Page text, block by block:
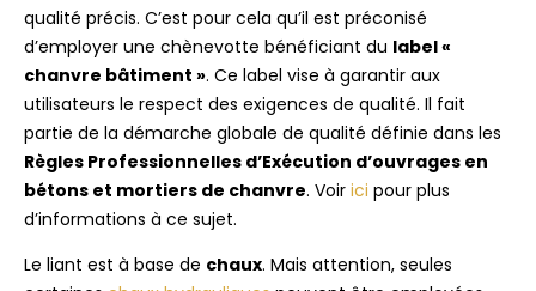
qualité précis. C’est pour cela qu’il est préconisé
d’employer une chènevotte bénéficiant du label «
chanvre bâtiment ». Ce label vise à garantir aux
utilisateurs le respect des exigences de qualité. Il fait
partie de la démarche globale de qualité définie dans les
Règles Professionnelles d’Exécution d’ouvrages en
bétons et mortiers de chanvre. Voir ici pour plus
d’informations à ce sujet.
Le liant est à base de chaux. Mais attention, seules